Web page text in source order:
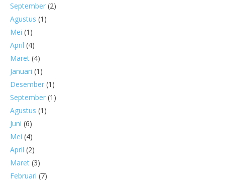
September (2)
Agustus (1)
Mei (1)
April (4)
Maret (4)
Januari (1)
Desember (1)
September (1)
Agustus (1)
Juni (6)
Mei (4)
April (2)
Maret (3)
Februari (7)